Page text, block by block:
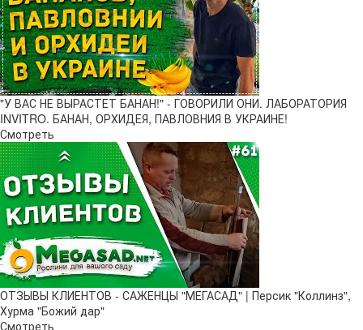
"У ВАС НЕ ВЫРАСТЕТ БАНАН!" - ГОВОРИЛИ ОНИ. ЛАБОРАТОРИЯ
INVITRO. БАНАН, ОРХИДЕЯ, ПАВЛОВНИЯ В УКРАИНЕ!
Смотреть
ОТЗЫВЫ КЛИЕНТОВ - САЖЕНЦЫ "МЕГАСАД" | Персик "Коллинз",
Хурма "Божий дар"
Смотреть